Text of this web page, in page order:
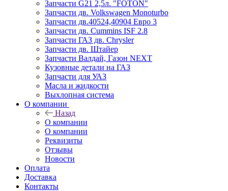
Запчасти G21 2,5л. "FOTON"
Запчасти дв. Volkswagen Monoturbo
Запчасти дв.40524,40904 Евро 3
Запчасти дв. Cummins ISF 2.8
Запчасти ГАЗ дв. Chrysler
Запчасти дв. Штайер
Запчасти Валдай, Газон NEXT
Кузовные детали на ГАЗ
Запчасти для УАЗ
Масла и жидкости
Выхлопная система
О компании
Назад
О компании
О компании
Реквизиты
Отзывы
Новости
Оплата
Доставка
Контакты